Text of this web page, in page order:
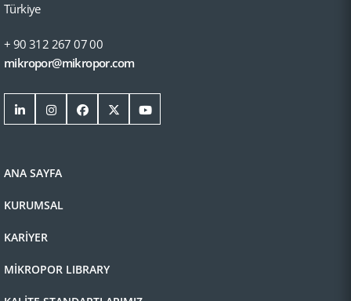
Türkiye
+ 90 312 267 07 00
mikropor@mikropor.com
ANA SAYFA
KURUMSAL
KARİYER
MİKROPOR LIBRARY